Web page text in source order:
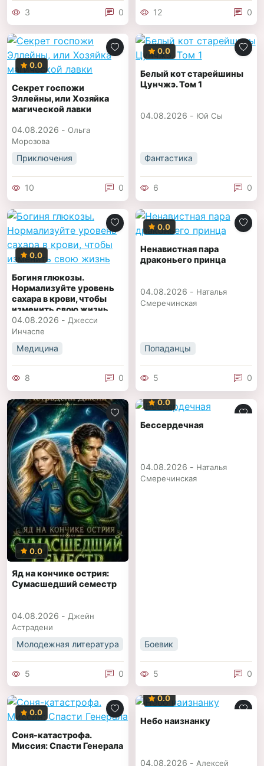
3 0 12 0
0.0
Секрет госпожи
Эллейны, или Хозяйка
магической лавки
04.08.2026 - Ольга
Морозова
Приключения
10 0
0.0
Белый кот старейшины
Цунчжэ. Том 1
04.08.2026 - Юй Сы
Фантастика
6 0
0.0
Богиня глюкозы.
Нормализуйте уровень
сахара в крови, чтобы
изменить свою жизнь
04.08.2026 - Джесси
Инчаспе
Медицина
8 0
0.0
Ненавистная пара
драконьего принца
04.08.2026 - Наталья
Смеречинская
Попаданцы
5 0
0.0
Яд на кончике острия:
Сумасшедший семестр
04.08.2026 - Джейн
Астрадени
Молодежная литература
5 0
0.0
Бессердечная
04.08.2026 - Наталья
Смеречинская
Боевик
5 0
0.0
Соня-катастрофа.
Миссия: Спасти Генерала
0.0
Небо наизнанку
04.08.2026 - Алексей